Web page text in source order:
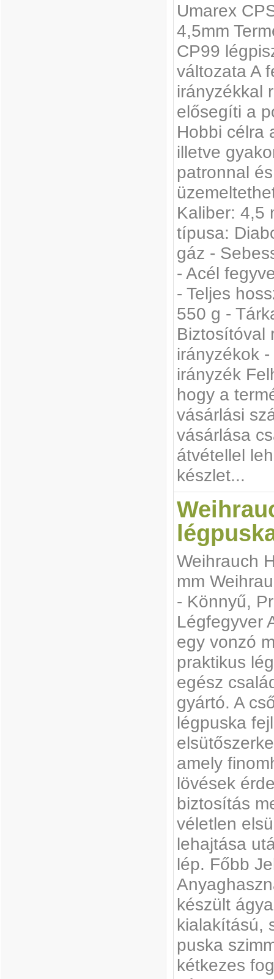
Umarex
4,5mm
CP99
változata A
irányzékkal
elősegíti a
Hobbi célra
illetve
patronnal
Kaliber: 4,5
típusa:
gáz -
- Acél
- Teljes
550 g -
Biztosítóval
irányzékok
irányzék
hogy a
vásárlási
vásárlása
átvétellel
készlet...
Weihrauch
mm
- Könnyű,
Légfegyver
egy vonzó
praktikus
egész
gyártó. A
légpuska
amely
lövések
biztosítás
véletlen
lehajtása
lép. Főbb
készült
kialakítású,
puska
kétkezes